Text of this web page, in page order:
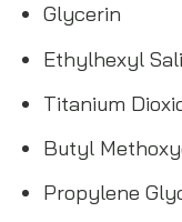
Glycerin
Ethylhexyl
Titanium
Butyl
Propylene